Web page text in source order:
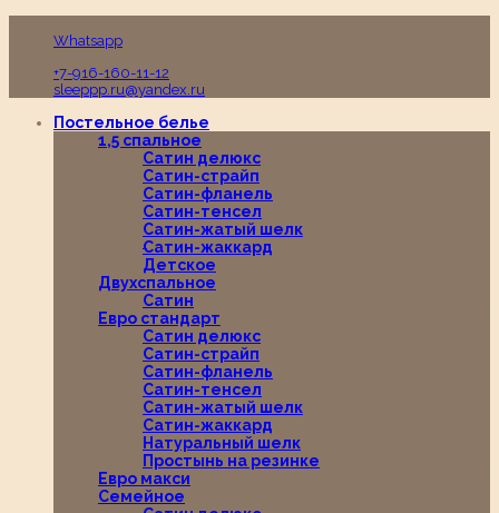
Whatsapp
+7-916-160-11-12
sleeppp.ru@yandex.ru
Постельное белье
1,5 спальное
Сатин делюкс
Сатин-страйп
Сатин-фланель
Сатин-тенсел
Сатин-жатый шелк
Сатин-жаккард
Детское
Двухспальное
Сатин
Евро стандарт
Сатин делюкс
Сатин-страйп
Сатин-фланель
Сатин-тенсел
Сатин-жатый шелк
Сатин-жаккард
Натуральный шелк
Простынь на резинке
Евро макси
Семейное